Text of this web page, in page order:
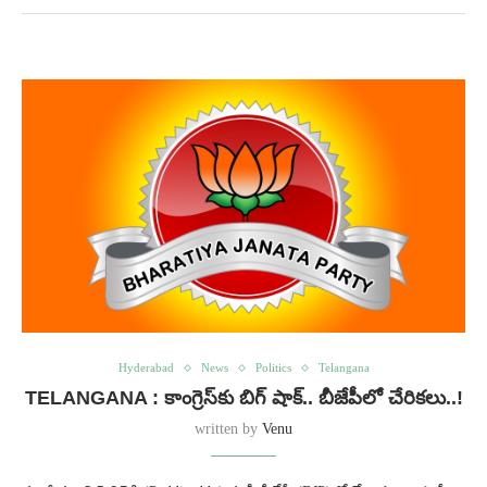
Hyderabad News Politics Telangana
TELANGANA : కాంగ్రెస్‌కు బిగ్ షాక్.. బీజేపీలో చేరికలు..!
written by Venu